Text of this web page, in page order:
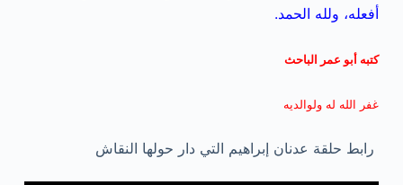
أفعله، ولله الحمد.
كتبه أبو عمر الباحث
غفر الله له ولوالديه
رابط حلقة عدنان إبراهيم التي دار حولها النقاش